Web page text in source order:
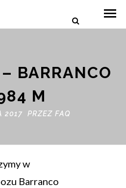
BARRANCO
M
2017 PRZEZ FAQ
w
Barranco